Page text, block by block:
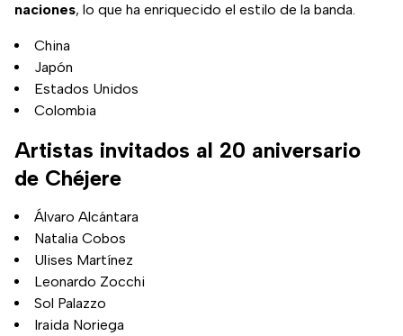
naciones, lo que ha enriquecido el estilo de la banda.
China
Japón
Estados Unidos
Colombia
Artistas invitados al 20 aniversario
de Chéjere
Álvaro Alcántara
Natalia Cobos
Ulises Martínez
Leonardo Zocchi
Sol Palazzo
Iraida Noriega